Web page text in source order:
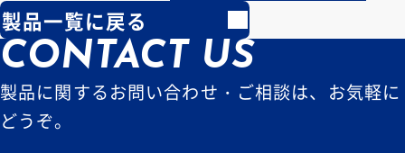
製品一覧に戻る
CONTACT US
製品に関するお問い合わせ・ご相談は、お気軽に
どうぞ。